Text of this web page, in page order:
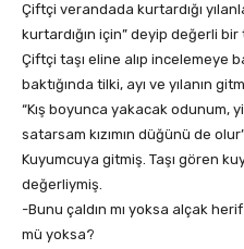
Çiftçi verandada kurtardığı
kurtardığın için” deyip değerli
Çiftçi taşı eline alıp incelemeye
baktığında tilki, ayı ve yılanın
“Kış boyunca yakacak odunum,
satarsam kızımın düğünü de
Kuyumcuya gitmiş. Taşı gören
değerliymiş.
-Bunu çaldın mı yoksa alçak
mü yoksa?